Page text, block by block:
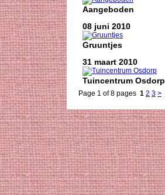
Aangeboden
08 juni 2010
Gruuntjes
31 maart 2010
Tuincentrum Osdorp
Page 1 of 8 pages 1 2 3 >